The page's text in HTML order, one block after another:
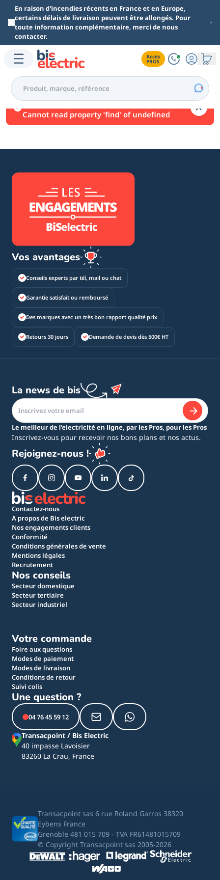
Aller au contenu principal
En raison d'incendies récents en France et en Europe,
certains délais de livraison peuvent être allongés. Pour
toute information complémentaire, merci de nous
contacter.
Accès
PROS
Une erreur est survenue.
Cannot read property 'find' of undefined
Vos avantages
Conseils experts par tél, mail ou chat
Garantie satisfait ou remboursé
Des marques avec un très bon rapport qualité prix
Retours 30 jours Demande de devis dès 500€ HT
La news de bis
Le meilleur de l’electricité en ligne, par les Pros, pour les Pros
Inscrivez-vous pour recevoir nos bons plans et nos actus.
Rejoignez-nous !
Contactez-nous
A propos de Bis electric
Nos engagements clients
Conformité
Conditions générales de vente
Mentions légales
Recrutement
Nos conseils
Secteur domestique
Secteur tertiaire
Secteur industriel
Votre commande
Foire aux questions
Modes de paiement
Modes de livraison
Conditions de retour
Suivi colis
Une question ?
04 76 45 59 12
Transacpoint / Bis Electric
40 impasse Lavoisier
83260 La Crau, France
Transacpoint sas 6 rue Roland Garros 38320
Eybens France
Grenoble 481 015 709 - TVA FR61481015709
© Copyright Transacpoint sas 2005-2026